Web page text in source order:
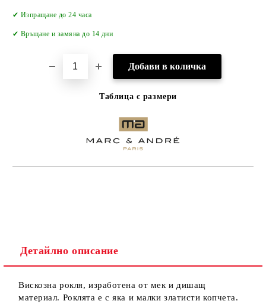
✔ Изпращане до 24 часа
✔ Връщане и замяна до 14 дни
Таблица с размери
Детайлно описание
Вискозна рокля, изработена от мек и дишащ
материал. Роклята е с яка и малки златисти копчета.